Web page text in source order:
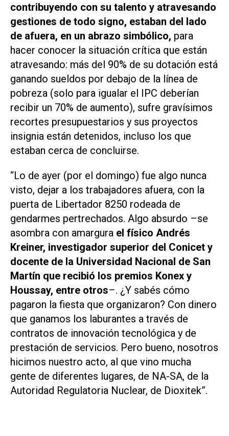
contribuyendo con su talento y atravesando
gestiones de todo signo, estaban del lado
de afuera, en un abrazo simbólico, para
hacer conocer la situación crítica que están
atravesando: más del 90% de su dotación está
ganando sueldos por debajo de la línea de
pobreza (solo para igualar el IPC deberían
recibir un 70% de aumento), sufre gravísimos
recortes presupuestarios y sus proyectos
insignia están detenidos, incluso los que
estaban cerca de concluirse.
“Lo de ayer (por el domingo) fue algo nunca
visto, dejar a los trabajadores afuera, con la
puerta de Libertador 8250 rodeada de
gendarmes pertrechados. Algo absurdo –se
asombra con amargura el físico Andrés
Kreiner, investigador superior del Conicet y
docente de la Universidad Nacional de San
Martín que recibió los premios Konex y
Houssay, entre otros–. ¿Y sabés cómo
pagaron la fiesta que organizaron? Con dinero
que ganamos los laburantes a través de
contratos de innovación tecnológica y de
prestación de servicios. Pero bueno, nosotros
hicimos nuestro acto, al que vino mucha
gente de diferentes lugares, de NA-SA, de la
Autoridad Regulatoria Nuclear, de Dioxitek”.